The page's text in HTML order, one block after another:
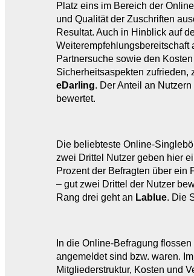
Platz eins im Bereich der
und Qualität der Zuschriften
Resultat. Auch in Hinblick auf
Weiterempfehlungsbereitschaft
Partnersuche sowie den
Sicherheitsaspekten zufrieden,
eDarling. Der Anteil an
bewertet.
Die beliebteste Online-
zwei Drittel Nutzer geben hier
Prozent der Befragten über ein
– gut zwei Drittel der Nutzer
Rang drei geht an Lablue. Die
In die Online-Befragung
angemeldet sind bzw. waren.
Mitgliederstruktur, Kosten und